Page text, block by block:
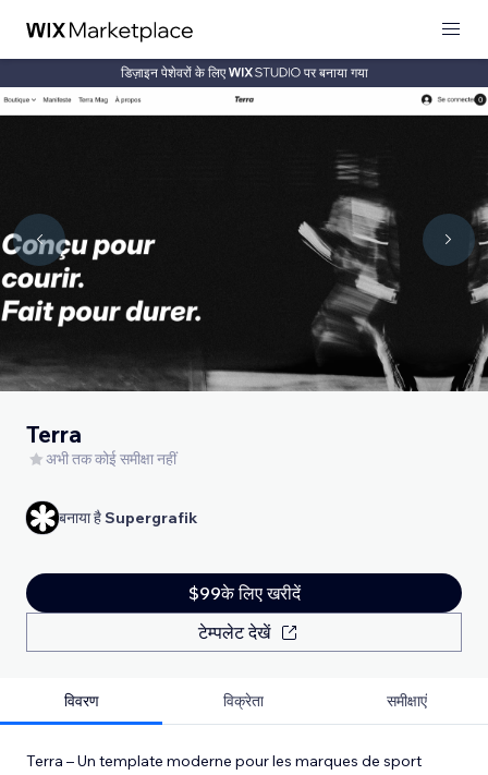
डिज़ाइन पेशेवरों के लिए पर बनाया गया
Terra
अभी तक कोई समीक्षा नहीं
बनाया हैSupergrafik
$99के लिए खरीदें
टेम्पलेट देखें
विवरण विक्रेता समीक्षाएं
Terra – Un template moderne pour les marques de sport